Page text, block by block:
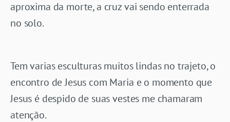
aproxima da morte, a cruz vai sendo enterrada
no solo.
Tem varias esculturas muitos lindas no trajeto, o
encontro de Jesus com Maria e o momento que
Jesus é despido de suas vestes me chamaram
atenção.